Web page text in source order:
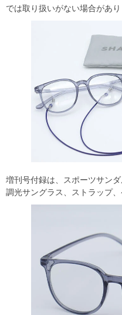
では取り扱いがない場合があり
増刊号付録は、スポーツサン
調光サングラス、ストラップ、